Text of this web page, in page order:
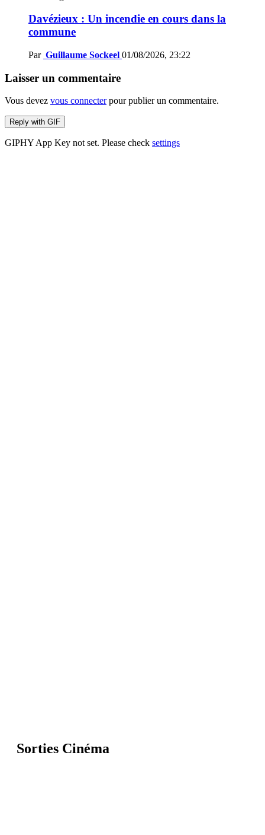
Davézieux : Un incendie en cours dans la
commune
Par Guillaume Sockeel 01/08/2026, 23:22
Laisser un commentaire
Vous devez vous connecterpour publier un commentaire.
Reply with GIF
GIPHY App Key not set. Please check settings
Sorties Cinéma